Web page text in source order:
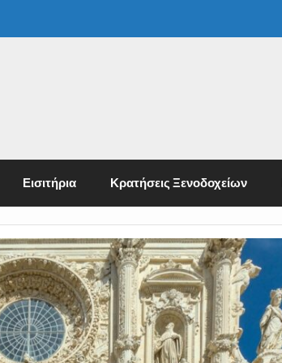
Εισιτήρια Κρατήσεις Ξενοδοχείων